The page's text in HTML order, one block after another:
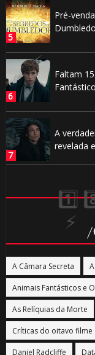
Pré-
Faltam
A
revelada
/
A Câmara Secreta
Animais Fantásticos e
As Relíquias da Morte
Críticas do oitavo filme
Daniel Radcliffe
⚡